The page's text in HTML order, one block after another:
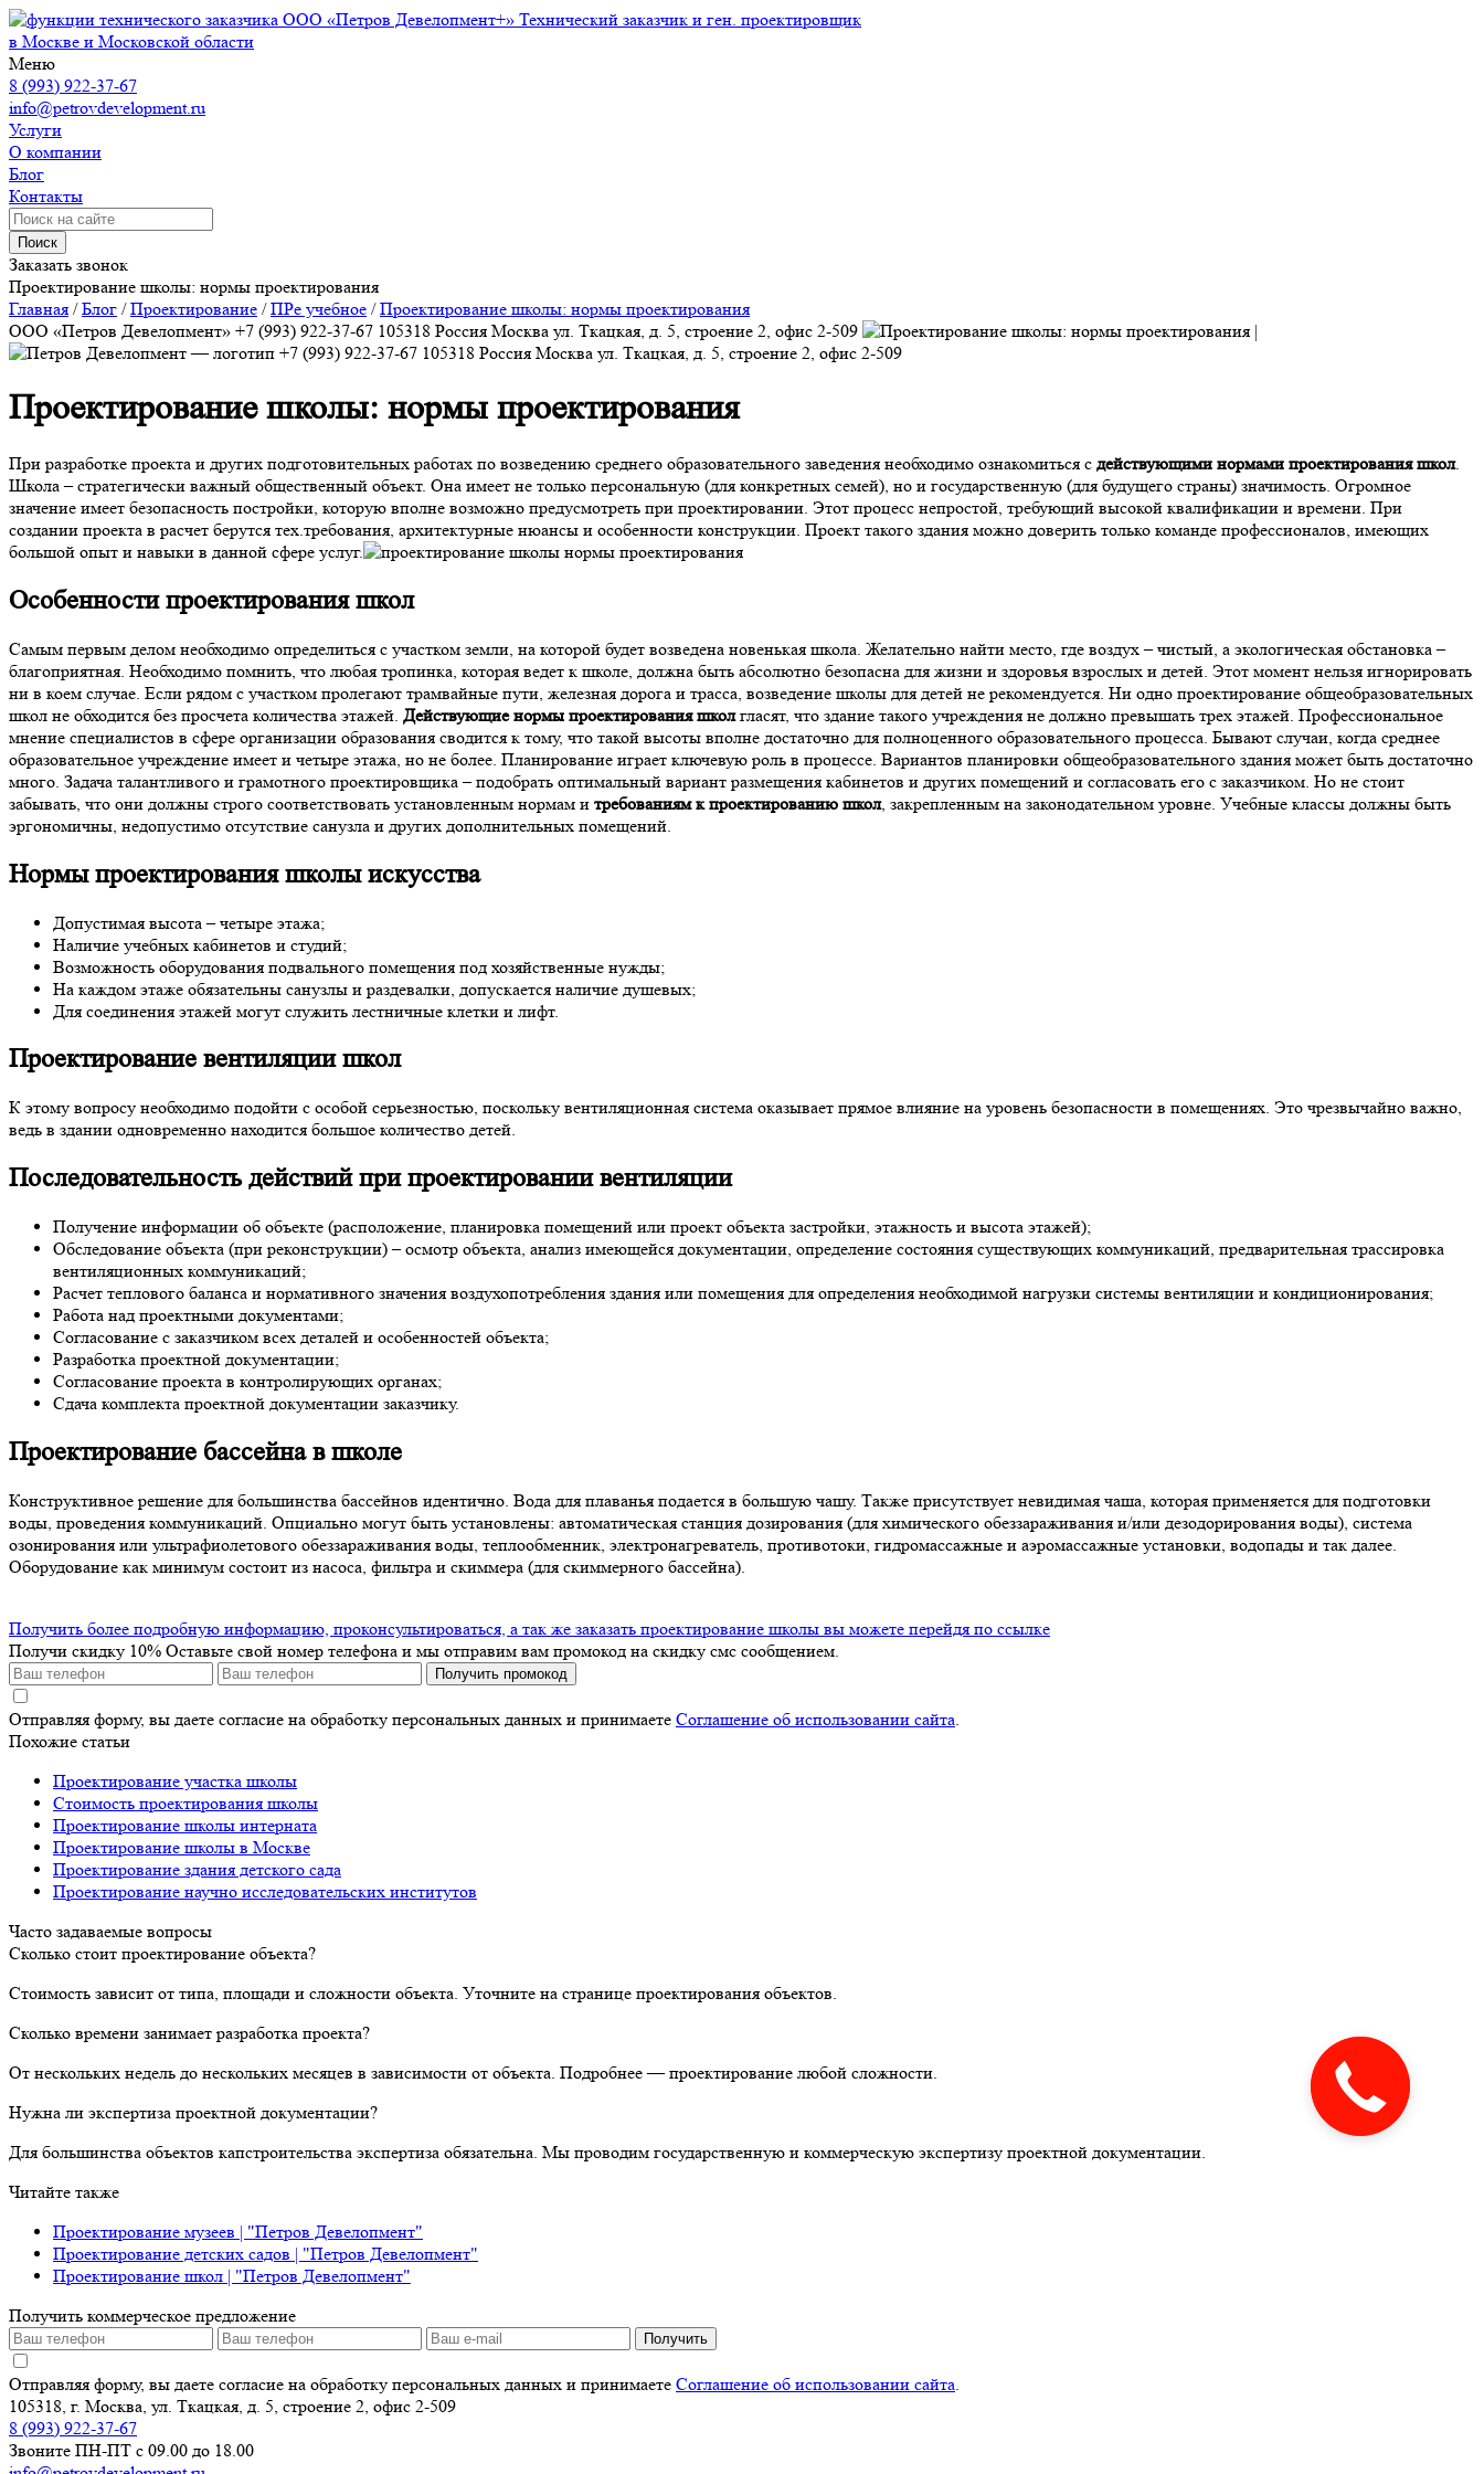
ООО «Петров Девелопмент+» Технический заказчик и ген. проектировщик
в Москве и Московской области
Меню
8 (993) 922-37-67
info@petrovdevelopment.ru
Услуги
О компании
Блог
Контакты
Поиск
Заказать звонок
Проектирование школы: нормы проектирования
Главная /Блог /Проектирование /ПРе учебное /Проектирование школы: нормы проектирования
ООО «Петров Девелопмент» +7 (993) 922-37-67 105318 Россия Москва ул. Ткацкая, д. 5, строение 2, офис 2-509
+7 (993) 922-37-67 105318 Россия Москва ул. Ткацкая, д. 5, строение 2, офис 2-509
Проектирование школы: нормы проектирования
При разработке проекта и других подготовительных работах по возведению среднего образовательного заведения необходимо ознакомиться с действующими нормами проектирования школ.
Школа – стратегически важный общественный объект. Она имеет не только персональную (для конкретных семей), но и государственную (для будущего страны) значимость. Огромное
значение имеет безопасность постройки, которую вполне возможно предусмотреть при проектировании. Этот процесс непростой, требующий высокой квалификации и времени. При
создании проекта в расчет берутся тех.требования, архитектурные нюансы и особенности конструкции. Проект такого здания можно доверить только команде профессионалов, имеющих
большой опыт и навыки в данной сфере услуг.
Особенности проектирования школ
Самым первым делом необходимо определиться с участком земли, на которой будет возведена новенькая школа. Желательно найти место, где воздух – чистый, а экологическая обстановка –
благоприятная. Необходимо помнить, что любая тропинка, которая ведет к школе, должна быть абсолютно безопасна для жизни и здоровья взрослых и детей. Этот момент нельзя игнорировать
ни в коем случае. Если рядом с участком пролегают трамвайные пути, железная дорога и трасса, возведение школы для детей не рекомендуется. Ни одно проектирование общеобразовательных
школ не обходится без просчета количества этажей. Действующие нормы проектирования школгласят, что здание такого учреждения не должно превышать трех этажей. Профессиональное
мнение специалистов в сфере организации образования сводится к тому, что такой высоты вполне достаточно для полноценного образовательного процесса. Бывают случаи, когда среднее
образовательное учреждение имеет и четыре этажа, но не более. Планирование играет ключевую роль в процессе. Вариантов планировки общеобразовательного здания может быть достаточно
много. Задача талантливого и грамотного проектировщика – подобрать оптимальный вариант размещения кабинетов и других помещений и согласовать его с заказчиком. Но не стоит
забывать, что они должны строго соответствовать установленным нормам и требованиям к проектированию школ, закрепленным на законодательном уровне. Учебные классы должны быть
эргономичны, недопустимо отсутствие санузла и других дополнительных помещений.
Нормы проектирования школы искусства
Допустимая высота – четыре этажа;
Наличие учебных кабинетов и студий;
Возможность оборудования подвального помещения под хозяйственные нужды;
На каждом этаже обязательны санузлы и раздевалки, допускается наличие душевых;
Для соединения этажей могут служить лестничные клетки и лифт.
Проектирование вентиляции школ
К этому вопросу необходимо подойти с особой серьезностью, поскольку вентиляционная система оказывает прямое влияние на уровень безопасности в помещениях. Это чрезвычайно важно,
ведь в здании одновременно находится большое количество детей.
Последовательность действий при проектировании вентиляции
Получение информации об объекте (расположение, планировка помещений или проект объекта застройки, этажность и высота этажей);
Обследование объекта (при реконструкции) – осмотр объекта, анализ имеющейся документации, определение состояния существующих коммуникаций, предварительная трассировка
вентиляционных коммуникаций;
Расчет теплового баланса и нормативного значения воздухопотребления здания или помещения для определения необходимой нагрузки системы вентиляции и кондиционирования;
Работа над проектными документами;
Согласование с заказчиком всех деталей и особенностей объекта;
Разработка проектной документации;
Согласование проекта в контролирующих органах;
Сдача комплекта проектной документации заказчику.
Проектирование бассейна в школе
Конструктивное решение для большинства бассейнов идентично. Вода для плаванья подается в большую чашу. Также присутствует невидимая чаша, которая применяется для подготовки
воды, проведения коммуникаций. Опциально могут быть установлены: автоматическая станция дозирования (для химического обеззараживания и/или дезодорирования воды), система
озонирования или ультрафиолетового обеззараживания воды, теплообменник, электронагреватель, противотоки, гидромассажные и аэромассажные установки, водопады и так далее.
Оборудование как минимум состоит из насоса, фильтра и скиммера (для скиммерного бассейна).
Получить более подробную информацию, проконсультироваться, а так же заказать проектирование школы вы можете перейдя по ссылке
Получи скидку 10% Оставьте свой номер телефона и мы отправим вам промокод на скидку смс сообщением.
Получить промокод
Отправляя форму, вы даете согласие на обработку персональных данных и принимаете Соглашение об использовании сайта.
Похожие статьи
Проектирование участка школы
Стоимость проектирования школы
Проектирование школы интерната
Проектирование школы в Москве
Проектирование здания детского сада
Проектирование научно исследовательских институтов
Часто задаваемые вопросы
Сколько стоит проектирование объекта?
Стоимость зависит от типа, площади и сложности объекта. Уточните на странице проектирования объектов.
Сколько времени занимает разработка проекта?
От нескольких недель до нескольких месяцев в зависимости от объекта. Подробнее — проектирование любой сложности.
Нужна ли экспертиза проектной документации?
Для большинства объектов капстроительства экспертиза обязательна. Мы проводим государственную и коммерческую экспертизу проектной документации.
Читайте также
Проектирование музеев | "Петров Девелопмент"
Проектирование детских садов | "Петров Девелопмент"
Проектирование школ | "Петров Девелопмент"
Получить коммерческое предложение
Получить
Отправляя форму, вы даете согласие на обработку персональных данных и принимаете Соглашение об использовании сайта.
105318, г. Москва, ул. Ткацкая, д. 5, строение 2, офис 2-509
8 (993) 922-37-67
Звоните ПН-ПТ с 09.00 до 18.00